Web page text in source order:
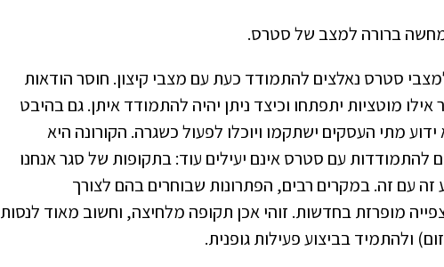
ברורה למצב של סטרס.
סטרס נאלצים להתמודד כעת עם מצבי קיצון. חוסר הודאות
מוטציות יתפתחו וכיצד ניתן יהיה להתמודד איתן. גם בהיבט
מתי העסקים ישתקמו ויוכלו לפעול כשגרה. הקורונה היא
להתמודדות עם סטרס אינם יעילים עוד: בתקופות של סגר אנחנו
עם זה. במקרים רבים, הפתרונות שבוחרים בהם לצורך
מופרזת בחדשות. זוהי אכן תקופה מלחיצה, וחשוב מאוד לנסות
ולהתמיד בביצוע פעילות גופנית.